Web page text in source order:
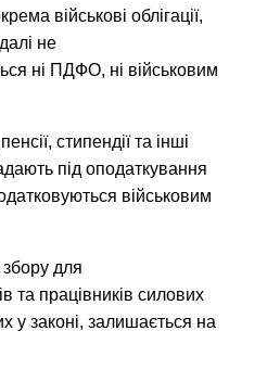
військові облігації,
не
ні ПДФО, ні військовим
стипендії та інші
під оподаткування
військовим
збору для
та працівників силових
у законі, залишається на